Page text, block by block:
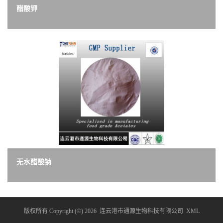
醋酸钾
无水醋酸钠
版权所有 Copyright (©) 2026 连云港市通源生物科技有限公司 XML